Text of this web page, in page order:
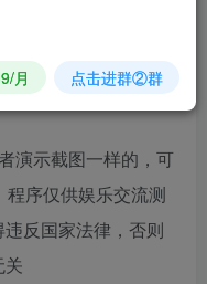
发货，买后无需等
，如程序上的问题可
演示截图一样的，可
序仅供娱乐交流测
反国家法律，否则
关
月 点击进群②群